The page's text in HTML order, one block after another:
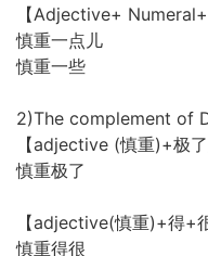
【Adjective+
慎重一点儿
慎重一些
2)The complement of
【adjective (慎重)+极
慎重极了
【adjective(慎重)+得+
慎重得很